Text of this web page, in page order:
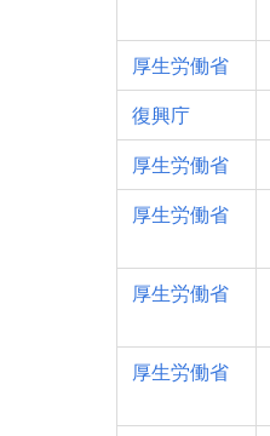
厚生労働省
復興庁
厚生労働省
厚生労働省
厚生労働省
厚生労働省